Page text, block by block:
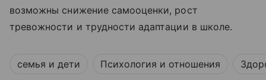
возможны снижение самооценки, рост
тревожности и трудности адаптации в школе.
семья и дети Психология и отношения